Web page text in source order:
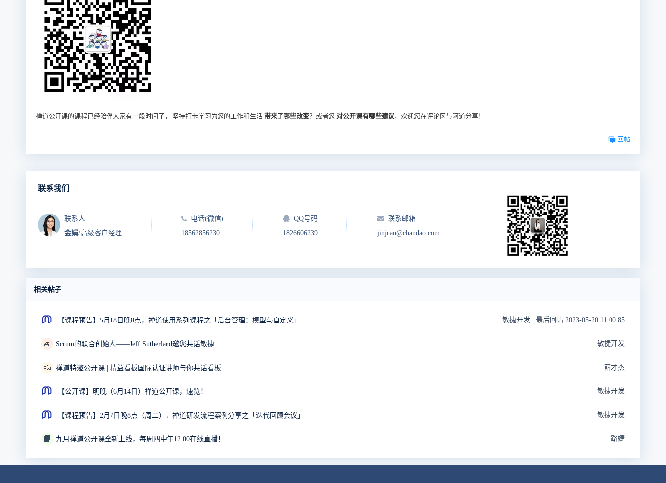
禅道公开课的课程已经陪伴大家有一段时间了， 坚持打卡学习为您的工作和生活 带来了哪些改变？或者您 对公开课有哪些建议，欢迎您在评论区与阿道分享！
回帖
联系我们
联系人
金娟/高级客户经理
电话(微信)
18562856230
QQ号码
1826606239
联系邮箱
jinjuan@chandao.com
相关帖子
【课程预告】5月18日晚8点，禅道使用系列课程之「后台管理：模型与自定义」 敏捷开发 最后回帖 2023-05-20 11:00 85
🚙 Scrum的联合创始人——Jeff Sutherland邀您共话敏捷 敏捷开发
🧀 禅道特邀公开课 | 精益看板国际认证讲师与你共话看板 薛才杰
【公开课】明晚（6月14日）禅道公开课，速览！ 敏捷开发
【课程预告】2月7日晚8点（周二），禅道研发流程案例分享之「迭代回顾会议」 敏捷开发
📘 九月禅道公开课全新上线，每周四中午12:00在线直播！ 路婕